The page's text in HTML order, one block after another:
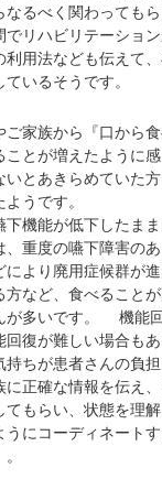
なるべく関わっても
リハビリテーショ
用法なども伝えて
いるそうです。
ご家族から『口から
とが増えたように
いとあきらめていた
うです。
機能が低下したま
重度の嚥下障害のあ
より廃用症候群が
方など、食べること
が多いです。 機能
回復が難しい場合も
持ちが患者さんの負
に正確な情報を伝え
もらい、状態を理
にコーディネート